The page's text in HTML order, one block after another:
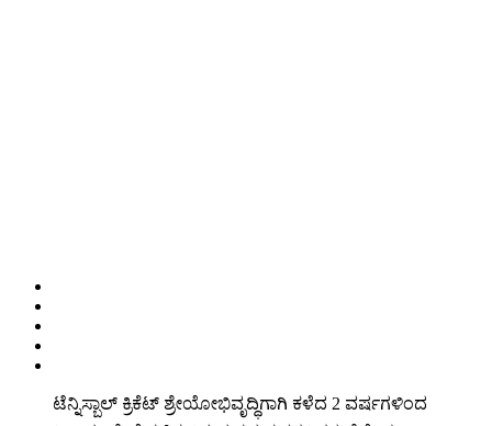
ಟೆನ್ನಿಸ್ಬಾಲ್ ಕ್ರಿಕೆಟ್ ಶ್ರೇಯೋಭಿವೃದ್ಧಿಗಾಗಿ ಕಳೆದ 2 ವರ್ಷಗಳಿಂದ